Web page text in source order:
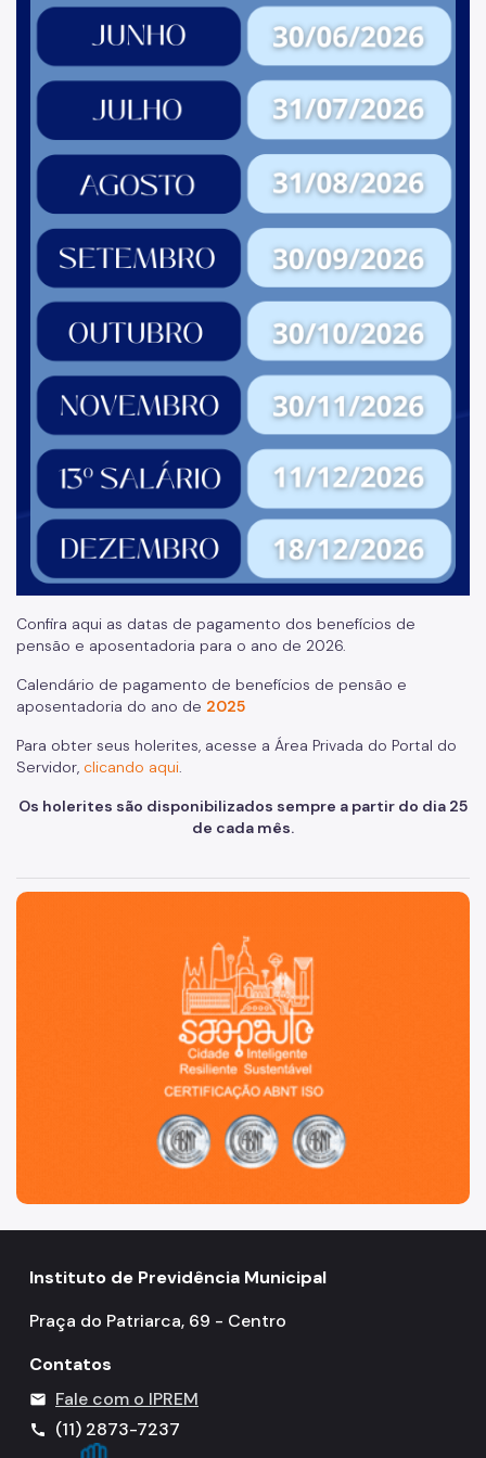
Confira aqui as datas de pagamento dos benefícios de
pensão e aposentadoria para o ano de 2026.
Calendário de pagamento de benefícios de pensão e
aposentadoria do ano de 2025
Para obter seus holerites, acesse a Área Privada do Portal do
Servidor, clicando aqui.
Os holerites são disponibilizados sempre a partir do dia 25
de cada mês.
São Paulo, cidade inteligente, resiliente e sustentável
Instituto de Previdência Municipal
Praça do Patriarca, 69 - Centro
Contatos
mail Fale com o IPREM
call (11) 2873-7237